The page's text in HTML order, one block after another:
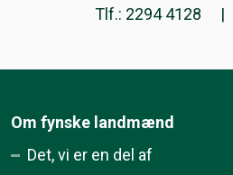
Tlf.: 2294 4128
Om fynske landmænd
Det, vi er en del af